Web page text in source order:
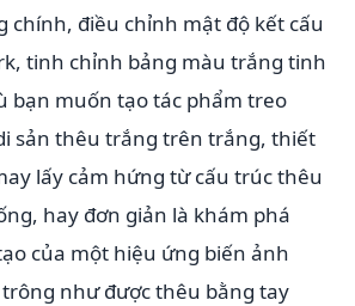
điều chỉnh mật độ kết cấu
tinh chỉnh bảng màu trắng tinh
bạn muốn tạo tác phẩm treo
sản thêu trắng trên trắng, thiết
lấy cảm hứng từ cấu trúc thêu
hay đơn giản là khám phá
của một hiệu ứng biến ảnh
như được thêu bằng tay